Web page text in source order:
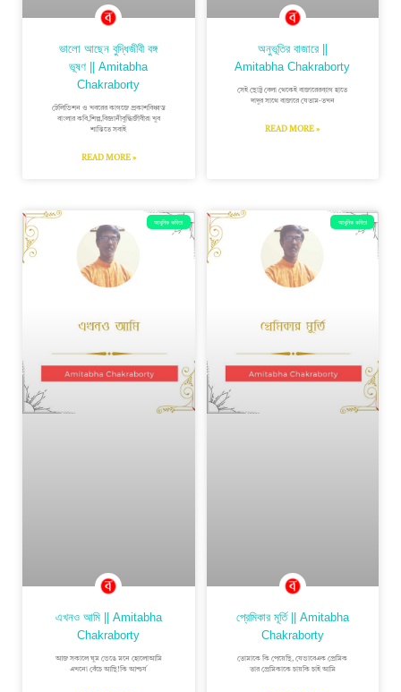
ভালো আছেন বুদ্ধিজীবী বঙ্গ
ভূষণ || Amitabha
Chakraborty
টেলিভিশন ও খবরের কাগজে প্রকাশবিধ্বস্ত
বাংলার কবি,শিল্প,বিজ্ঞানীবুদ্ধিজীবীরা খুব
শান্তিতে সবাই
READ MORE »
অনুভূতির বাজারে ||
Amitabha Chakraborty
সেই ছোট্ট বেলা থেকেই বাজারেরব্যাগ হাতে
দাদুর সাথে বাজারে যেতাম-তখন
READ MORE »
আধুনিক কবিতা
এখনও আমি || Amitabha
Chakraborty
আজ সকালে ঘুম ভেঙে মনে হোলোআমি
এখনো বেঁচে আছি!কি আশ্চর্য
আধুনিক কবিতা
প্রেমিকার মূর্তি || Amitabha
Chakraborty
তোমাকে কি পেয়েছি, যেভাবেএক প্রেমিক
তার প্রেমিকাকে চায়কি চাই আমি